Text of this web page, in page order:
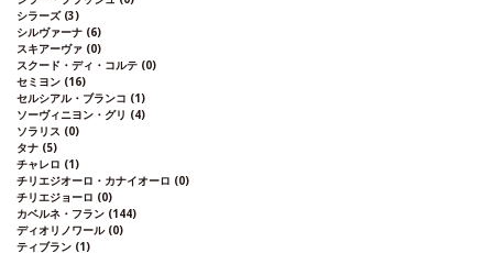
シラーズ (3)
シルヴァーナ (6)
スキアーヴァ (0)
スクード・ディ・コルテ (0)
セミヨン (16)
セルシアル・ブランコ (1)
ソーヴィニヨン・グリ (4)
ソラリス (0)
タナ (5)
チャレロ (1)
チリエジオーロ・カナイオーロ (0)
チリエジョーロ (0)
カベルネ・フラン (144)
ディオリノワール (0)
ティブラン (1)